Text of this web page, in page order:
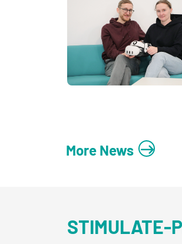
More News